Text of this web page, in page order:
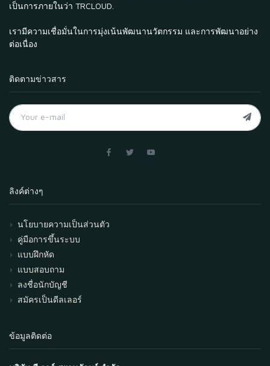
เป็นการภายในว่า TRCLOUD.
เรามีความเชื่อมั่นในการมุ่งเน้นพัฒนานวัตกรรม และการพัฒนาอย่าง
ต่อเนื่อง
ติดตามข่าวสาร
ลิงค์ต่างๆ
นโยบายความเป็นส่วนตัว
คู่มือการขึ้นระบบ
แบบฝึกหัด
แบบสอบถาม
ลงชื่อนักบัญชี
สมัครเป็นดีลเลอร์
ข้อมูลติดต่อ